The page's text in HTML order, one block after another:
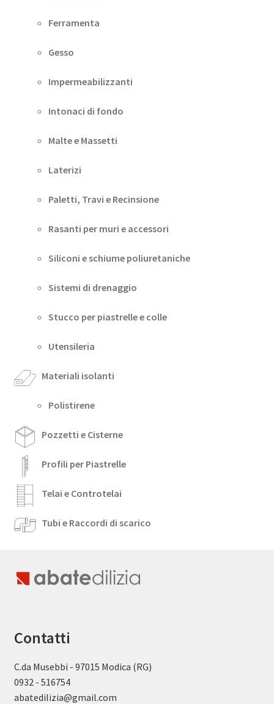
Ferramenta
Gesso
Impermeabilizzanti
Intonaci di fondo
Malte e Massetti
Laterizi
Paletti, Travi e Recinsione
Rasanti per muri e accessori
Siliconi e schiume poliuretaniche
Sistemi di drenaggio
Stucco per piastrelle e colle
Utensileria
Materiali isolanti
Polistirene
Pozzetti e Cisterne
Profili per Piastrelle
Telai e Controtelai
Tubi e Raccordi di scarico
Contatti
C.da Musebbi - 97015 Modica (RG)
0932 - 516754
abatedilizia@gmail.com